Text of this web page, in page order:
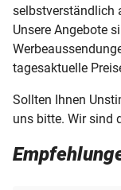
selbstverständlich
Unsere Angebote
tagesaktuelle
Sollten Ihnen
uns bitte. Wir sind